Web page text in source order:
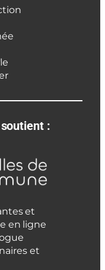
:
et
en ligne
et